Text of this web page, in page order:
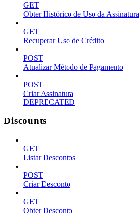
GET
Obter Histórico de Uso da Assinatura
GET
Recuperar Uso de Crédito
POST
Atualizar Método de Pagamento
POST
Criar Assinatura
DEPRECATED
Discounts
GET
Listar Descontos
POST
Criar Desconto
GET
Obter Desconto